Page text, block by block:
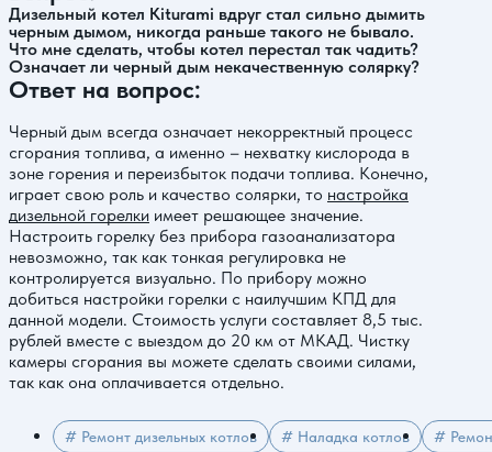
Дизельный котел Kiturami вдруг стал сильно дымить
черным дымом, никогда раньше такого не бывало.
Что мне сделать, чтобы котел перестал так чадить?
Означает ли черный дым некачественную солярку?
Ответ на вопрос:
Черный дым всегда означает некорректный процесс
сгорания топлива, а именно – нехватку кислорода в
зоне горения и переизбыток подачи топлива. Конечно,
играет свою роль и качество солярки, то настройка
дизельной горелки имеет решающее значение.
Настроить горелку без прибора газоанализатора
невозможно, так как тонкая регулировка не
контролируется визуально. По прибору можно
добиться настройки горелки с наилучшим КПД для
данной модели. Стоимость услуги составляет 8,5 тыс.
рублей вместе с выездом до 20 км от МКАД. Чистку
камеры сгорания вы можете сделать своими силами,
так как она оплачивается отдельно.
# Ремонт дизельных котлов # Наладка котлов #